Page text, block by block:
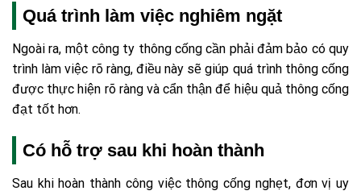
Quá trình làm việc nghiêm ngặt
Ngoài ra, một công ty thông cống cần phải đảm bảo có quy
trình làm việc rõ ràng, điều này sẽ giúp quá trình thông cống
được thực hiện rõ ràng và cẩn thận để hiệu quả thông cống
đạt tốt hơn.
Có hỗ trợ sau khi hoàn thành
Sau khi hoàn thành công việc thông cống nghẹt, đơn vị uy